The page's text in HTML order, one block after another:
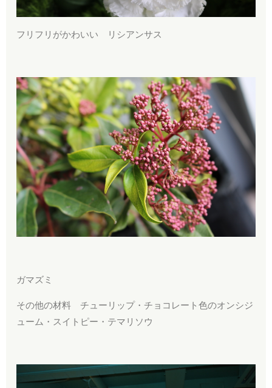
フリフリがかわいい リシアンサス
ガマズミ
その他の材料 チューリップ・チョコレート色のオンシジ
ューム・スイトピー・テマリソウ